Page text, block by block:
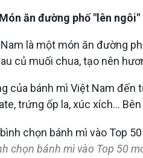
ăn đường phố "lên ngôi"
là một món ăn đường
củ muối chua, tạo nên
của bánh mì Việt Nam đến
trứng ốp la, xúc xích...
chọn bánh mì vào Top 50